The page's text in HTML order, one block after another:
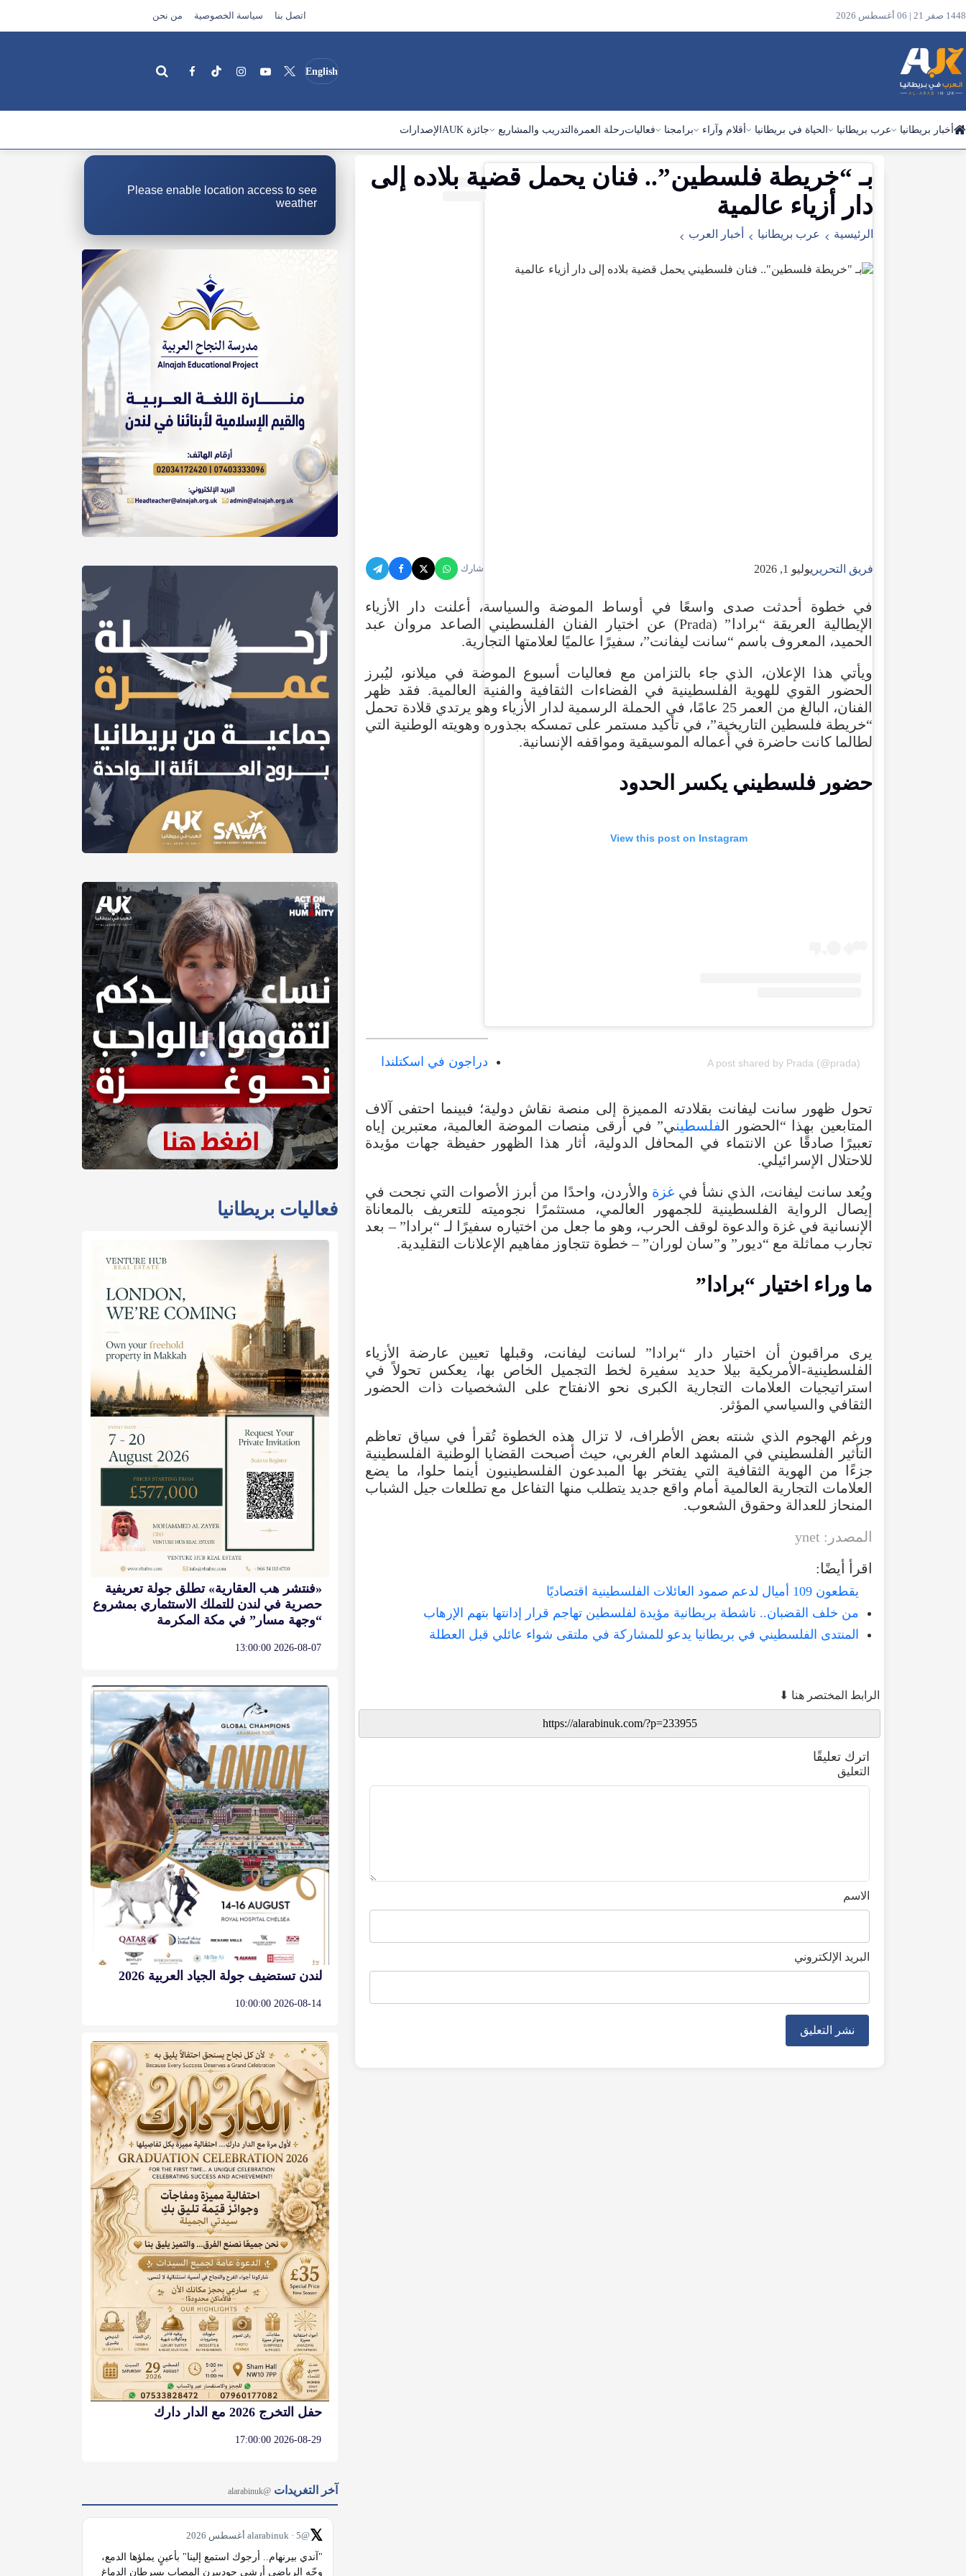
1448 صفر 21 | 06 أغسطس 2026 اتصل بنا سياسة الخصوصية من نحن
English
أخبار بريطانيا عرب بريطانيا الحياة في بريطانيا أقلام وآراء برامجنا فعالياترحلة العمرة التدريب والمشاريع جائزة AUK الإصدارات
بـ“خريطة فلسطين”.. فنان يحمل قضية بلاده
إلى
دار
أزياء عالمية
الرئيسية عرب بريطانيا أخبار العرب
فريق التحرير يوليو 1, 2026 شارك
في خطوة أحدثت صدى واسعًا في أوساط الموضة والسياسة، أعلنت دار
الأزياء
الإيطالية
العريقة “برادا ” (
Prada
) عن اختيار الفنان الفلسطيني الصاعد مروان
عبد
الحميد، المعروف باسم “سانت ليفانت”، سفيرًا عالميًا لعلامتها التجارية.
ويأتي هذا الإعلان، الذي جاء بالتزامن مع فعاليات أسبوع الموضة في ميلانو، ليُبرز
الحضور
القوي للهوية الفلسطينية في الفضاءات الثقافية والفنية العالمية. فقد ظهر
الفنان، البالغ من العمر 25 عامًا، في الحملة الرسمية لدار الأزياء وهو يرتدي قلادة تحمل
“خريطة فلسطين التاريخية”، في تأكيد مستمر على تمسكه بجذوره وهويته الوطنية التي
لطالما كانت حاضرة في أعماله الموسيقية ومواقفه الإنسانية.
حضور فلسطيني يكسر الحدود
View this post on Instagram
A post shared by Prada (@prada)
تحول ظهور سانت ليفانت بقلادته المميزة إلى منصة نقاش دولية؛ فبينما احتفى آلاف
المتابعين بهذا “الحضور الفلسطيني” في أرقى منصات الموضة العالمية، معتبرين إياه
تعبيرًا صادقًا عن الانتماء في المحافل الدولية، أثار هذا الظهور حفيظة جهات مؤيدة
للاحتلال الإسرائيلي.
ويُعد سانت ليفانت، الذي نشأ في غزة والأردن، واحدًا من أبرز الأصوات التي نجحت في
إيصال
الرواية الفلسطينية للجمهور العالمي، مستثمرًا نجوميته للتعريف
بالمعاناة
الإنسانية في غزة والدعوة لوقف الحرب، وهو ما جعل من اختياره سفيرًا لـ“برادا”
– بعد
تجارب مماثلة مع “ديور ” و”سان لوران”
– خطوة تتجاوز مفاهيم الإعلانات التقليدية.
ما وراء اختيار “برادا ”
يرى مراقبون أن اختيار دار “برادا” لسانت ليفانت، وقبلها تعيين عارضة
الأزياء
الفلسطينية-الأمريكية
بيلا حديد سفيرة لخط التجميل الخاص بها، يعكس تحولاً
في
استراتيجيات
العلامات التجارية الكبرى نحو الانفتاح على الشخصيات ذات
الحضور
الثقافي والسياسي المؤثر .
ورغم الهجوم الذي شنته بعض الأطراف، لا تزال هذه الخطوة تُقرأ في سياق تعاظم
التأثير
الفلسطيني في المشهد العام الغربي، حيث أصبحت القضايا الوطنية الفلسطينية
جزءًا
من الهوية الثقافية التي يفتخر بها المبدعون الفلسطينيون أينما حلوا، ما
يضع
العلامات التجارية العالمية أمام واقع جديد يتطلب منها التفاعل مع تطلعات جيل الشباب
المنحاز للعدالة وحقوق الشعوب.
المصدر :
ynet
اقرأ أيضًا:
دراجون في اسكتلندا
يقطعون 109 أميال لدعم صمود العائلات الفلسطينية اقتصاديًا
من خلف القضبان.. ناشطة بريطانية مؤيدة لفلسطين تهاجم قرار إدانتها بتهم الإرهاب
المنتدى الفلسطيني في بريطانيا يدعو للمشاركة في ملتقى شواء عائلي قبل العطلة
الرابط المختصر هنا ⬇
اترك تعليقًا
التعليق
الاسم
البريد الإلكتروني
Please enable location access to see
weather
فعاليات بريطانيا
«فنتشر هب العقارية» تطلق جولة تعريفية
حصرية في لندن للتملك الاستثماري بمشروع
“وجهة مسار” في مكة المكرمة
2026-08-07 13:00:00
لندن تستضيف جولة الجياد العربية 2026
2026-08-14 10:00:00
حفل التخرج 2026 مع الدار دارك
2026-08-29 17:00:00
آخر التغريدات @alarabinuk
𝕏@alarabinuk · 5 أغسطس 2026